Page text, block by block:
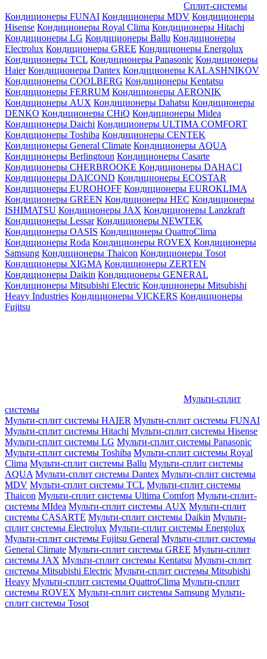
Сплит-системы
Кондиционеры FUNAI Кондиционеры MDV Кондиционеры
Hisense Кондиционеры Royal Clima Кондиционеры Hitachi
Кондиционеры LG Кондиционеры Ballu Кондиционеры
Electrolux Кондиционеры GREE Кондиционеры Energolux
Кондиционеры TCL Кондиционеры Panasonic Кондиционеры
Haier Кондиционеры Dantex Кондиционеры KALASHNIKOV
Кондиционеры СOOLBERG Кондиционеры Kentatsu
Кондиционеры FERRUM Кондиционеры AERONIK
Кондиционеры AUX Кондиционеры Dahatsu Кондиционеры
DENKO Кондиционеры CHiQ Кондиционеры Midea
Кондиционеры Daichi Кондиционеры ULTIMA COMFORT
Кондиционеры Toshiba Кондиционеры CENTEK
Кондиционеры General Climate Кондиционеры AQUA
Кондиционеры Berlingtoun Кондиционеры Casarte
Кондиционеры CHERBROOKE Кондиционеры DAHACI
Кондиционеры DAICOND Кондиционеры ECOSTAR
Кондиционеры EUROHOFF Кондиционеры EUROKLIMA
Кондиционеры GREEN Кондиционеры HEC Кондиционеры
ISHIMATSU Кондиционеры JAX Кондиционеры Lanzkraft
Кондиционеры Lessar Кондиционеры NEWTEK
Кондиционеры OASIS Кондиционеры QuattroClima
Кондиционеры Roda Кондиционеры ROVEX Кондиционеры
Samsung Кондиционеры Thaicon Кондиционеры Tosot
Кондиционеры XIGMA Кондиционеры ZERTEN
Кондиционеры Daikin Кондиционеры GENERAL
Кондиционеры Mitsubishi Electric Кондиционеры Mitsubishi
Heavy Industries Кондиционеры VICKERS Кондиционеры
Fujitsu
Мульти-сплит
системы
Мульти-сплит системы HAIER Мульти-сплит системы FUNAI
Мульти-сплит системы Hitachi Мульти-сплит системы Hisense
Мульти-сплит системы LG Мульти-сплит системы Panasonic
Мульти-сплит системы Toshiba Мульти-сплит системы Royal
Clima Мульти-сплит системы Ballu Мульти-сплит системы
AQUA Мульти-сплит системы Dantex Мульти-сплит системы
MDV Мульти-сплит системы TCL Мульти-сплит системы
Thaicon Мульти-сплит системы Ultima Comfort Мульти-сплит-
системы MIdea Мульти-сплит системы AUX Мульти-сплит
системы CASARTE Мульти-сплит системы Daikin Мульти-
сплит системы Electrolux Мульти-сплит системы Energolux
Мульти-сплит системы Fujitsu General Мульти-сплит системы
General Climate Мульти-сплит системы GREE Мульти-сплит
системы JAX Мульти-сплит системы Kentatsu Мульти-сплит
системы Mitsubishi Electric Мульти-сплит системы Mitsubishi
Heavy Мульти-сплит системы QuattroClima Мульти-сплит
системы ROVEX Мульти-сплит системы Samsung Мульти-
сплит системы Tosot